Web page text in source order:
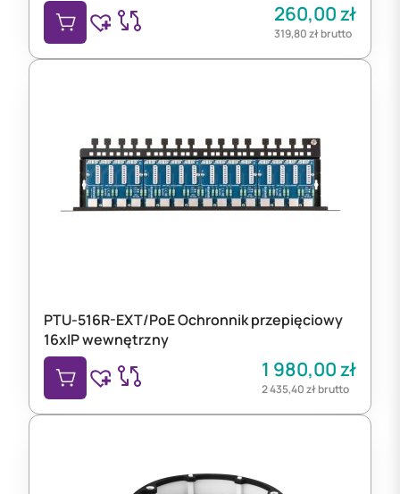
260,00zł
319,80złbrutto
PTU-516R-EXT/PoE Ochronnik przepięciowy
16xIP wewnętrzny
1 980,00zł
2 435,40złbrutto